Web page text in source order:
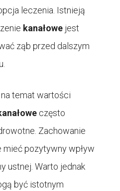
leczenia. Istnieją
kanałowe jest
ząb przed dalszym
na temat wartości
często
Zachowanie
mieć pozytywny wpływ
ustnej. Warto jednak
być istotnym